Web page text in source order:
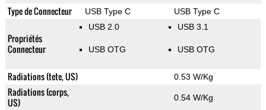
Type de Connecteur USB Type C USB Type C
Propriétés
Connecteur
USB 2.0
USB OTG
USB 3.1
USB OTG
Radiations (tete, US) 0.53 W/Kg
Radiations (corps,
US)
0.54 W/Kg